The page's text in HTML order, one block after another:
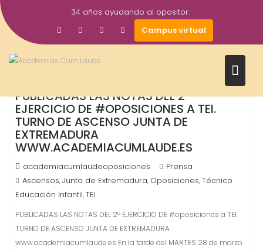
Saltar
al
contenido
34 años ayudando al opositor.
Campus virtual
Mar
2017
PUBLICADAS LAS NOTAS DEL 2º
EJERCICIO DE #OPOSICIONES A TEI.
TURNO DE ASCENSO JUNTA DE
EXTREMADURA
WWW.ACADEMIACUMLAUDE.ES
academiacumlaudeoposiciones
Prensa
Ascensos,Junta de Extremadura, Oposiciones,Técnico
Educación Infantil,TEI
PUBLICADAS LAS NOTAS DEL 2º EJERCICIO DE #oposiciones a TEI.
TURNO DE ASCENSO JUNTA DE EXTREMADURA
www.academiacumlaude.es En la tarde del MARTES 28 de marzo